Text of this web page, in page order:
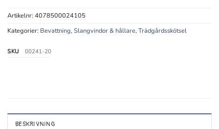
Artikelnr: 4078500024105
Kategorier: Bevattning,Slangvindor & hållare,Trädgårdsskötsel
SKU 00241-20
BESKRIVNING